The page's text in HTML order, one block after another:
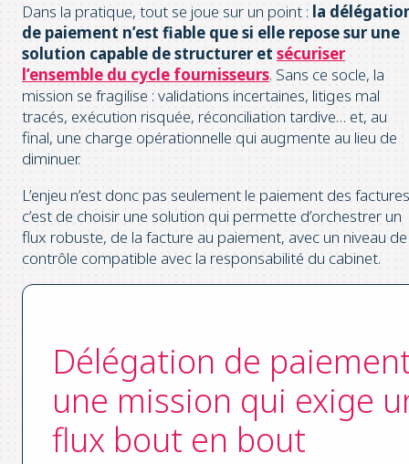
Dans la pratique, tout se joue sur un point : la
de paiement n’est fiable que si elle repose sur une
solution capable de structurer et sécuriser
l’ensemble du cycle fournisseurs. Sans ce socle, la
mission se fragilise : validations incertaines, litiges mal
tracés, exécution risquée, réconciliation tardive… et, au
final, une charge opérationnelle qui augmente au lieu de
diminuer.
L’enjeu n’est donc pas seulement le paiement des
c’est de choisir une solution qui permette d’orchestrer un
flux robuste, de la facture au paiement, avec un niveau de
contrôle compatible avec la responsabilité du cabinet.
Délégation de
une mission qui exige
flux bout en bout